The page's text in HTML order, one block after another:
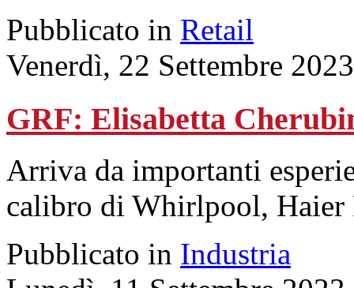
Pubblicato in Retail
Venerdì, 22 Settembre
GRF: Elisabetta
Arriva da importanti
calibro di Whirlpool, Haier
Pubblicato in Industria